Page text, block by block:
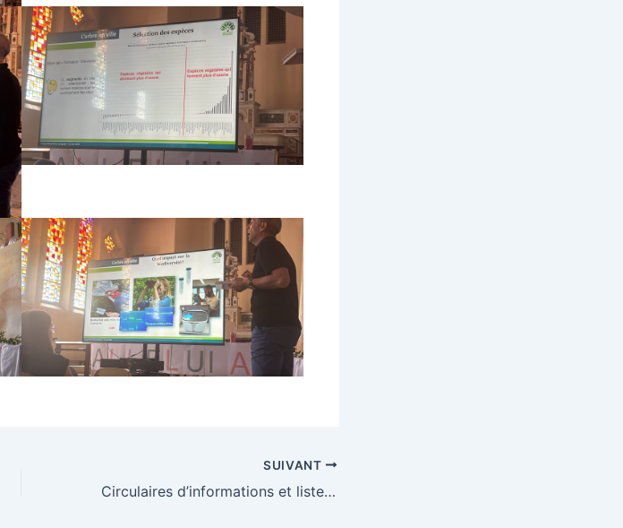
SUIVANT
Circulaires d’informations et listes de fournitures scolaires 2026/2027